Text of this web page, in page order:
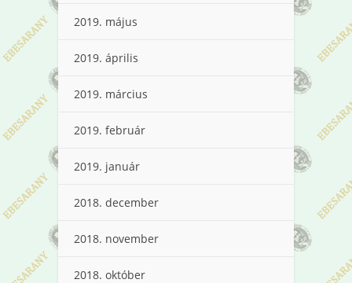
2019. május
2019. április
2019. március
2019. február
2019. január
2018. december
2018. november
2018. október